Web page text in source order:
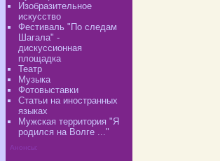
Изобразительное
искусство
Фестиваль "По следам
Шагала" -
дискуссионная
площадка
Театр
Музыка
Фотовыставки
Статьи на иностранных
языках
Мужская территория "Я
родился на Волге ..."
Анонсы: